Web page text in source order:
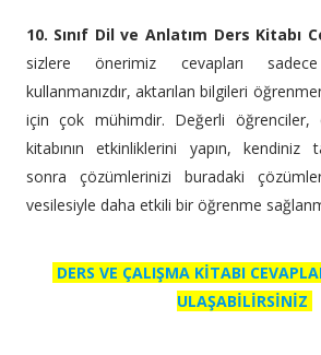
10. Sınıf Dil ve Anlatım Ders Kitabı
sizlere önerimiz cevapları
kullanmanızdır, aktarılan bilgileri
için çok mühimdir. Değerli öğrenciler,
kitabının etkinliklerini yapın, kendiniz
sonra çözümlerinizi buradaki
vesilesiyle daha etkili bir öğrenme
DERS VE ÇALIŞMA KİTABI
ULAŞABİLİRSİNİZ